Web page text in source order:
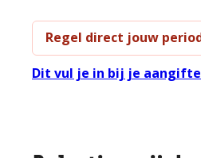
Regel direct jouw
Dit vul je in bij je aangifte